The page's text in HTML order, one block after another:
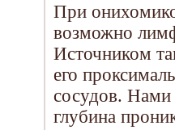
При
возможно
Источником
его
сосудов. Нами
глубина